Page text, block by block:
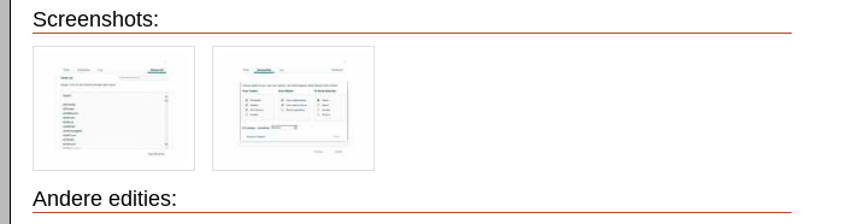
Screenshots:
Andere edities: